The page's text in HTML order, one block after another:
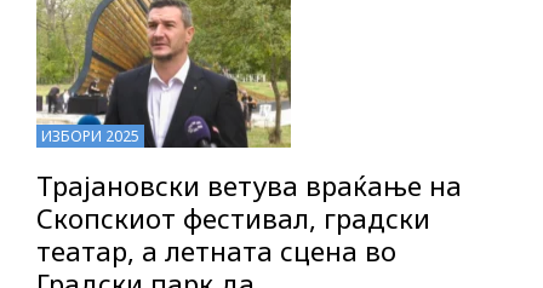
ИЗБОРИ 2025
Трајановски ветува враќање на
Скопскиот фестивал, градски
театар, а летната сцена во